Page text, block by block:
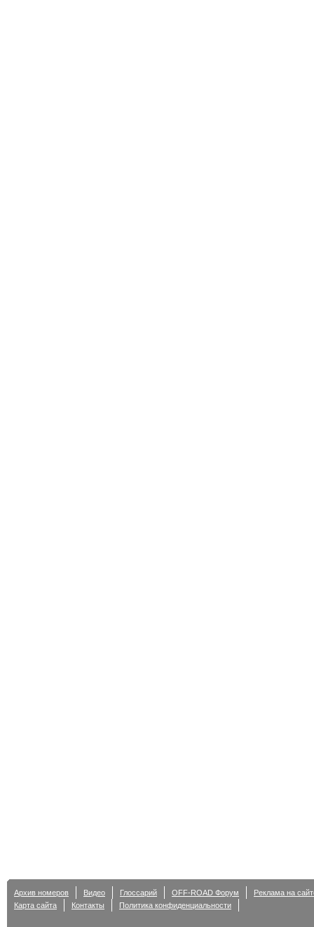
Архив номеров Видео Глоссарий OFF-ROAD Форум
Реклама на
Карта сайта
Контакты Политика конфиденциальности